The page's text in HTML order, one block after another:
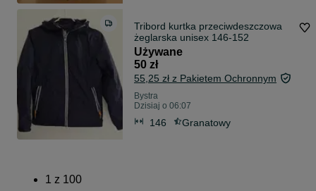
Tribord kurtka przeciwdeszczowa
żeglarska unisex 146-152
Używane
50 zł
55,25 zł z Pakietem Ochronnym
Bystra
Dzisiaj o 06:07
146 Granatowy
1 z 100